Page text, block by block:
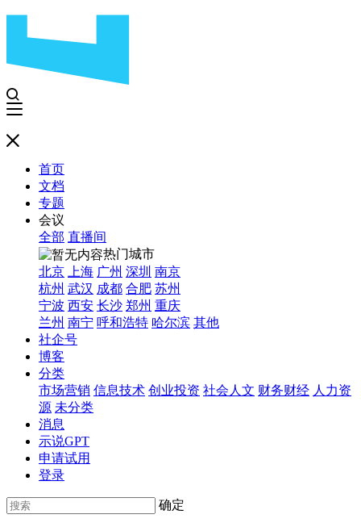
首页
文档
专题
会议
全部 直播间
热门城市
北京
上海 广州 深圳 南京
杭州 武汉 成都 合肥 苏州
宁波 西安 长沙 郑州 重庆
兰州 南宁 呼和浩特 哈尔滨 其他
社企号
博客
分类
市场营销 信息技术 创业投资 社会人文 财务财经 人力资
源 未分类
消息
示说GPT
申请试用
登录
确定